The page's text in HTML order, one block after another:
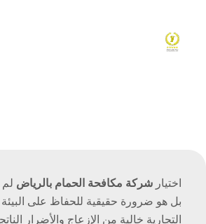
المحتوى
اختيار شركة مكافحة الحمام بالرياض لم
بل هو ضرورة حقيقية للحفاظ على البيئة
التجارية خالية من الإزعاج والأضرار